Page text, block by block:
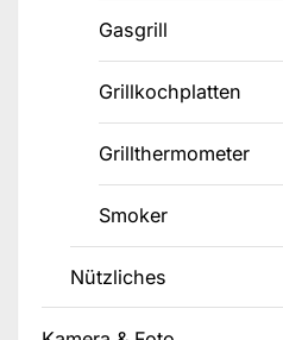
Gasgrill
Grillkochplatten
Grillthermometer
Smoker
Nützliches